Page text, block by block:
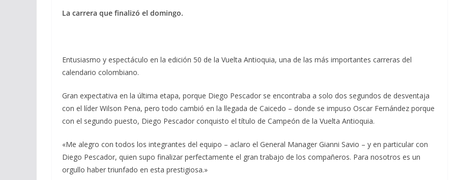
La carrera que finalizó el domingo.
Entusiasmo y espectáculo en la edición 50 de la Vuelta Antioquia, una de las más importantes carreras del
calendario colombiano.
Gran expectativa en la última etapa, porque Diego Pescador se encontraba a solo dos segundos de desventaja
con el líder Wilson Pena, pero todo cambió en la llegada de Caicedo – donde se impuso Oscar Fernández porque
con el segundo puesto, Diego Pescador conquisto el título de Campeón de la Vuelta Antioquia.
«Me alegro con todos los integrantes del equipo – aclaro el General Manager Gianni Savio – y en particular con
Diego Pescador, quien supo finalizar perfectamente el gran trabajo de los compañeros. Para nosotros es un
orgullo haber triunfado en esta prestigiosa.»